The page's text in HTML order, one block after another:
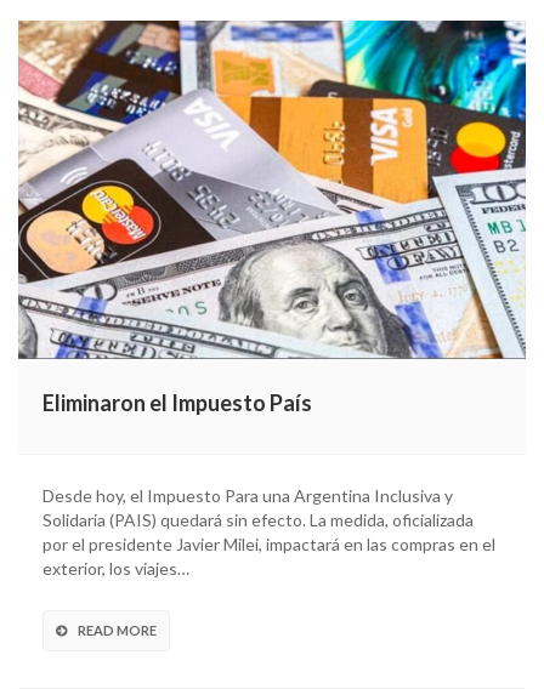
Eliminaron el Impuesto País
Desde hoy, el Impuesto Para una Argentina Inclusiva y
Solidaria (PAIS) quedará sin efecto. La medida, oficializada
por el presidente Javier Milei, impactará en las compras en el
exterior, los viajes…
READ MORE